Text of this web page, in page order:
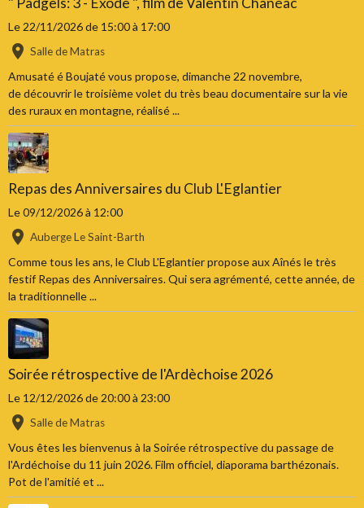
Le 22/11/2026de 15:00à 17:00
Salle de Matras
Amusaté é Boujaté vous propose, dimanche 22 novembre,
de découvrir le troisième volet du très beau documentaire sur la vie
des ruraux en montagne, réalisé ...
Repas des Anniversaires du Club L'Eglantier
Le 09/12/2026à 12:00
Auberge Le Saint-Barth
Comme tous les ans, le Club L'Eglantier propose aux Aînés le très
festif Repas des Anniversaires. Qui sera agrémenté, cette année, de
la traditionnelle ...
Soirée rétrospective de l'Ardèchoise 2026
Le 12/12/2026de 20:00à 23:00
Salle de Matras
Vous êtes les bienvenus à la Soirée rétrospective du passage de
l'Ardéchoise du 11 juin 2026. Film officiel, diaporama barthézonais.
Pot de l'amitié et ...